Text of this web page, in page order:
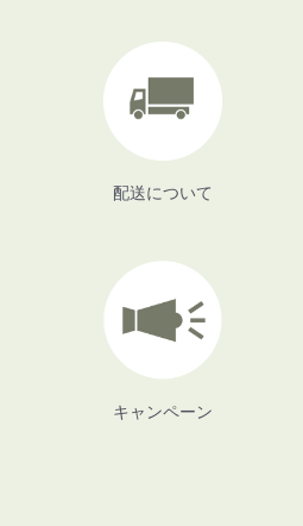
配送について
キャンペーン